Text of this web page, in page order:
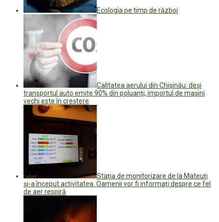
Ecologia pe timp de război
Calitatea aerului din Chişinău: deşi
transportul auto emite 90% din poluanţi, importul de maşini
vechi este în creştere
Staţia de monitorizare de la Mateuţi
şi-a început activitatea. Oamenii vor fi informaţi despre ce fel
de aer respiră